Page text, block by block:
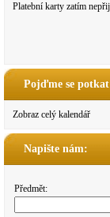
Platební karty zatím
Pojďme se potkat
Zobraz celý kalendář
Napište nám:
Předmět: